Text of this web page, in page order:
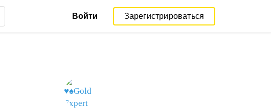
Войти Зарегистрироваться